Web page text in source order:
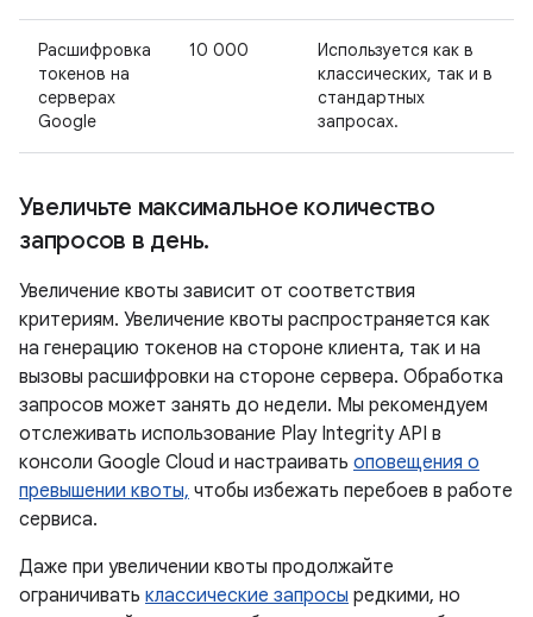
Расшифровка
токенов на
серверах
Google
10 000
Используется как в
классических, так и в
стандартных
запросах.
Увеличьте максимальное количество
запросов в день.
Увеличение квоты зависит от соответствия
критериям. Увеличение квоты распространяется как
на генерацию токенов на стороне клиента, так и на
вызовы расшифровки на стороне сервера. Обработка
запросов может занять до недели. Мы рекомендуем
отслеживать использование Play Integrity API в
консоли Google Cloud и настраивать оповещения о
превышении квоты, чтобы избежать перебоев в работе
сервиса.
Даже при увеличении квоты продолжайте
ограничивать классические запросы редкими, но